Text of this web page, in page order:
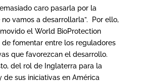
caro pasarla por la
vamos a desarrollarla”. Por ello,
el World BioProtection
de fomentar entre los reguladores
que favorezcan el desarrollo.
del rol de Inglaterra para la
sus iniciativas en América